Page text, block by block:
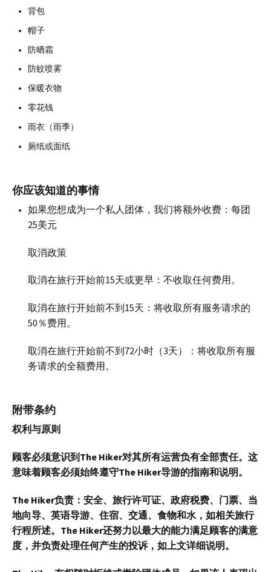
背包
帽子
防晒霜
防蚊喷雾
保暖衣物
零花钱
雨衣（雨季）
厕纸或面纸
你应该知道的事情
如果您想成为一个私人团体，我们将额外收费：每团
25美元
取消政策
取消在旅行开始前15天或更早：不收取任何费用。
取消在旅行开始前不到15天：将收取所有服务请求的
50％费用。
取消在旅行开始前不到72小时（3天）：将收取所有服
务请求的全额费用。
附带条约
权利与原则
顾客必须意识到The Hiker对其所有运营负有全部责任。这
意味着顾客必须始终遵守The Hiker导游的指南和说明。
The Hiker负责：安全、旅行许可证、政府税费、门票、当
地向导、英语导游、住宿、交通、食物和水，如相关旅行
行程所述。The Hiker还努力以最大的能力满足顾客的满意
度，并负责处理任何产生的投诉，如上文详细说明。